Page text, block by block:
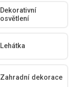
Dekorativní
osvětlení
Lehátka
Zahradní dekorace